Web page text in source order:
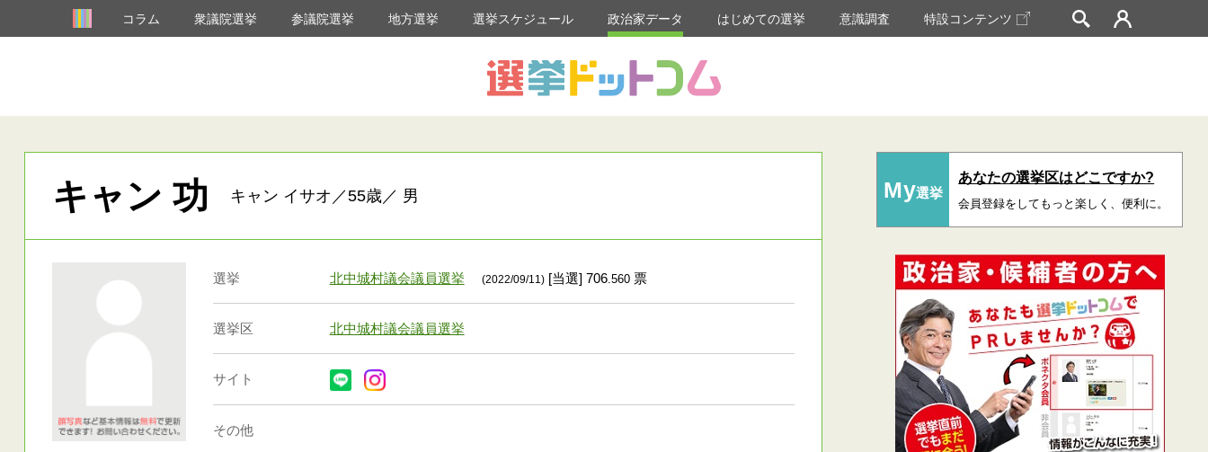
コラム 衆議院選挙 参議院選挙 地方選挙 選挙スケジュール 政治家データ はじめての選挙 意識調査 特設コンテンツ
キャン 功 キャン イサオ／55歳／ 男
選挙 北中城村議会議員選挙 (2022/09/11)[当選] 706.560票
選挙区 北中城村議会議員選挙
サイト
その他
My選挙
あなたの選挙区はどこですか?
会員登録をしてもっと楽しく、便利に。